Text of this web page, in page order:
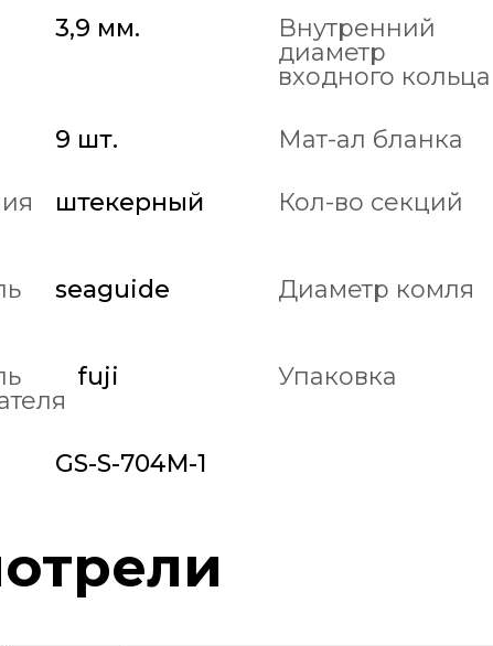
3,9 мм.
Внутренний
диаметр
входного кольца
9 шт. Мат-ал бланка
штекерный Кол-во секций
seaguide Диаметр комля
fuji Упаковка
GS-S-704M-1